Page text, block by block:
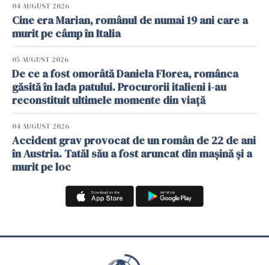
04 AUGUST 2026
Cine era Marian, românul de numai 19 ani care a
murit pe câmp în Italia
05 AUGUST 2026
De ce a fost omorâtă Daniela Florea, românca
găsită în lada patului. Procurorii italieni i-au
reconstituit ultimele momente din viață
04 AUGUST 2026
Accident grav provocat de un român de 22 de ani
în Austria. Tatăl său a fost aruncat din mașină și a
murit pe loc